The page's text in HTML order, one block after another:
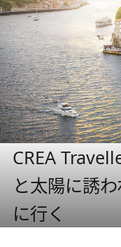
CREA
と太陽に誘
に行く